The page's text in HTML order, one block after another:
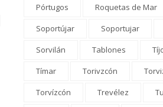
Pórtugos
Roquetas de Mar
Soportújar
Soportujar
Sorvilán
Tablones
Tímar
Torivzcón
Torvízcón
Trevélez